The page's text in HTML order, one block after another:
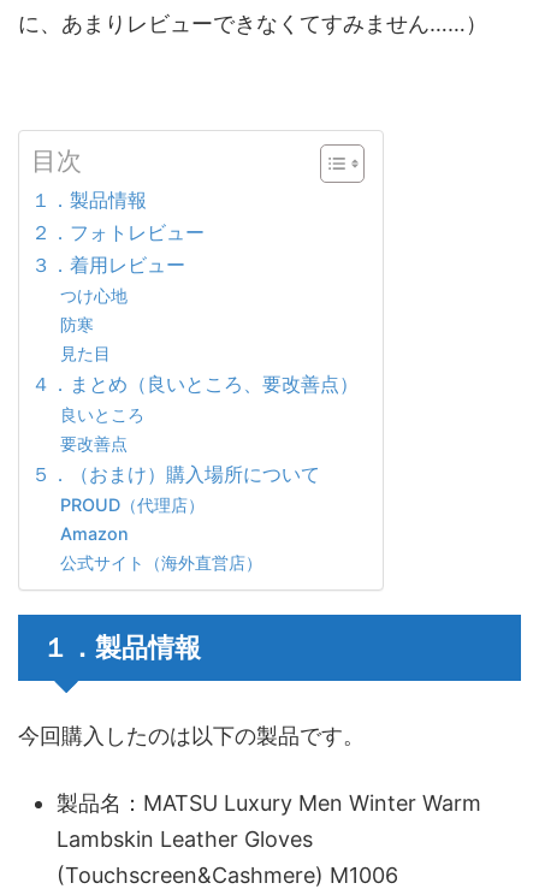
に、あまりレビューできなくてすみません……）
目次
１．製品情報
２．フォトレビュー
３．着用レビュー
つけ心地
防寒
見た目
４．まとめ（良いところ、要改善点）
良いところ
要改善点
５．（おまけ）購入場所について
PROUD（代理店）
Amazon
公式サイト（海外直営店）
１．製品情報
今回購入したのは以下の製品です。
製品名：MATSU Luxury Men Winter Warm
Lambskin Leather Gloves
(Touchscreen&Cashmere) M1006